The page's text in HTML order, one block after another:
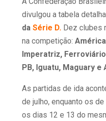
divulgou a tabela
da Série D. Dez clubes
na competição:
Imperatriz,
PB, Iguatu, Maguary e
As partidas de ida
de julho, enquanto os
os dias 12 e 13 do